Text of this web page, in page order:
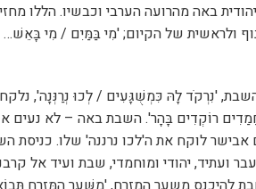
באה מהרועה הערבי וכבשיו. הללו
ולראשית של הקיום; 'מִי בַּמַּיִם / מִי בָּאֵשׁ…
'נִרְקֹד לָהּ כִּמְשֻׁגָּעִים / לְכוּ נְרַנְּנָה',
רוֹקְדִים בָּהָר'. השבת באה – לא נעים
אבישר לוקח את ה'לכו נרננה' שלו. כניסת
ועתיד, יהודי ומוחמדי, שבת ועיד אל